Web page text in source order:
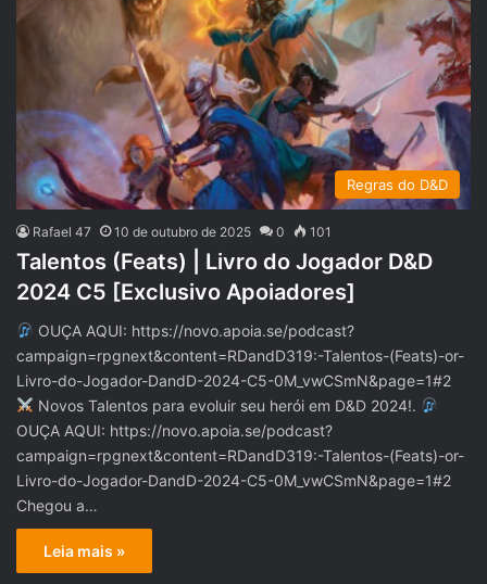
Regras do D&D
Rafael 47 10 de outubro de 2025 0 101
Talentos (Feats) | Livro do Jogador D&D
2024 C5 [Exclusivo Apoiadores]
OUÇA AQUI: https://novo.apoia.se/podcast?
campaign=rpgnext&content=RDandD319:-Talentos-(Feats)-or-
Livro-do-Jogador-DandD-2024-C5-0M_vwCSmN&page=1#2
Novos Talentos para evoluir seu herói em D&D 2024!.
OUÇA AQUI: https://novo.apoia.se/podcast?
campaign=rpgnext&content=RDandD319:-Talentos-(Feats)-or-
Livro-do-Jogador-DandD-2024-C5-0M_vwCSmN&page=1#2
Chegou a…
Leia mais »